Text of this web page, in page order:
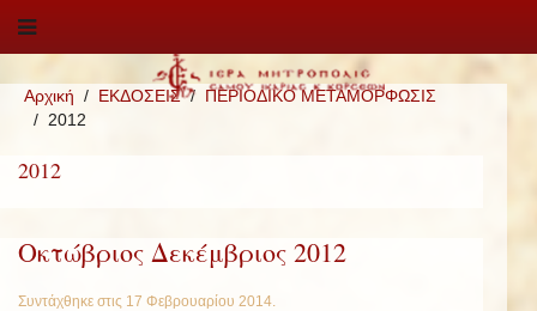
Αρχική ΕΚΔΟΣΕΙΣ
ΠΕΡΙΟΔΙΚΟ ΜΕΤΑΜΟΡΦΩΣΙΣ
2012
2012
Οκτώβριος Δεκέμβριος 2012
Συντάχθηκε στις 17 Φεβρουαρίου 2014.